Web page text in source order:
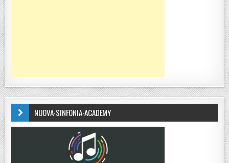
NUOVA-SINFONIA-ACADEMY